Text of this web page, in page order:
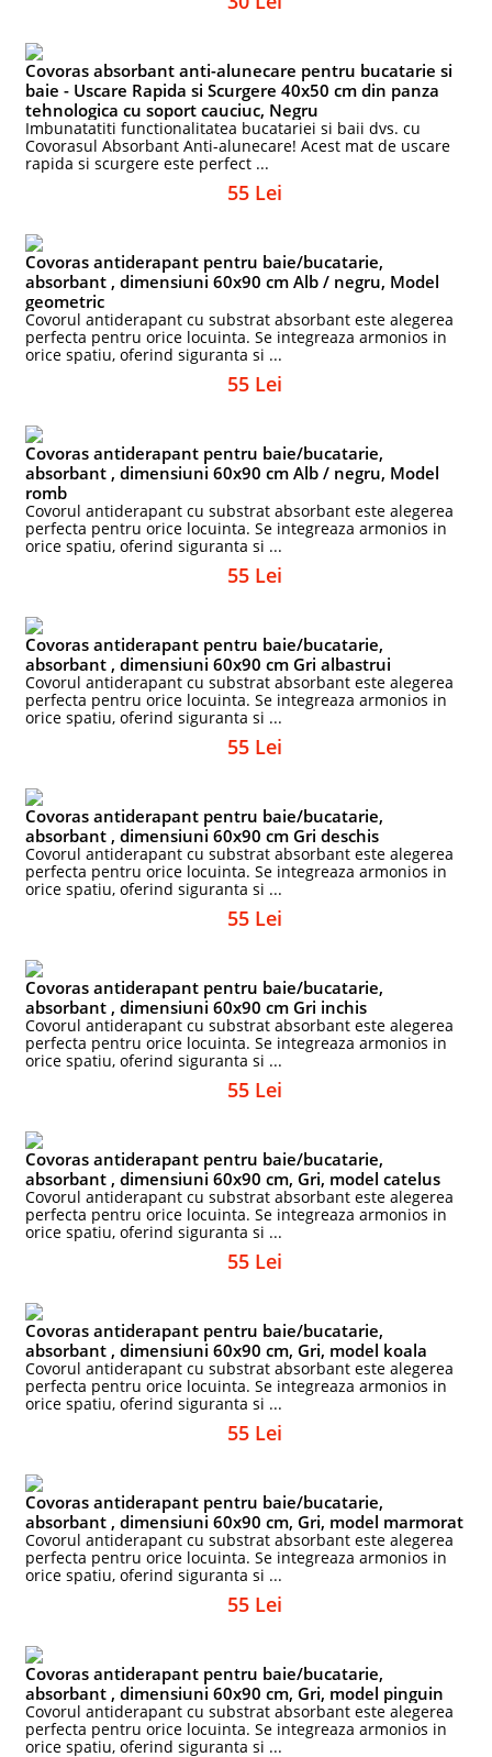
Covoras absorbant anti-alunecare pentru bucatarie si
baie - Uscare Rapida si Scurgere 40x50 cm din panza
tehnologica cu soport cauciuc, Negru
Imbunatatiti functionalitatea bucatariei si baii dvs. cu
Covorasul Absorbant Anti-alunecare! Acest mat de uscare
rapida si scurgere este perfect ...
55 Lei
Covoras antiderapant pentru baie/bucatarie,
absorbant , dimensiuni 60x90 cm Alb / negru, Model
geometric
Covorul antiderapant cu substrat absorbant este alegerea
perfecta pentru orice locuinta. Se integreaza armonios in
orice spatiu, oferind siguranta si ...
55 Lei
Covoras antiderapant pentru baie/bucatarie,
absorbant , dimensiuni 60x90 cm Alb / negru, Model
romb
Covorul antiderapant cu substrat absorbant este alegerea
perfecta pentru orice locuinta. Se integreaza armonios in
orice spatiu, oferind siguranta si ...
55 Lei
Covoras antiderapant pentru baie/bucatarie,
absorbant , dimensiuni 60x90 cm Gri albastrui
Covorul antiderapant cu substrat absorbant este alegerea
perfecta pentru orice locuinta. Se integreaza armonios in
orice spatiu, oferind siguranta si ...
55 Lei
Covoras antiderapant pentru baie/bucatarie,
absorbant , dimensiuni 60x90 cm Gri deschis
Covorul antiderapant cu substrat absorbant este alegerea
perfecta pentru orice locuinta. Se integreaza armonios in
orice spatiu, oferind siguranta si ...
55 Lei
Covoras antiderapant pentru baie/bucatarie,
absorbant , dimensiuni 60x90 cm Gri inchis
Covorul antiderapant cu substrat absorbant este alegerea
perfecta pentru orice locuinta. Se integreaza armonios in
orice spatiu, oferind siguranta si ...
55 Lei
Covoras antiderapant pentru baie/bucatarie,
absorbant , dimensiuni 60x90 cm, Gri, model catelus
Covorul antiderapant cu substrat absorbant este alegerea
perfecta pentru orice locuinta. Se integreaza armonios in
orice spatiu, oferind siguranta si ...
55 Lei
Covoras antiderapant pentru baie/bucatarie,
absorbant , dimensiuni 60x90 cm, Gri, model koala
Covorul antiderapant cu substrat absorbant este alegerea
perfecta pentru orice locuinta. Se integreaza armonios in
orice spatiu, oferind siguranta si ...
55 Lei
Covoras antiderapant pentru baie/bucatarie,
absorbant , dimensiuni 60x90 cm, Gri, model marmorat
Covorul antiderapant cu substrat absorbant este alegerea
perfecta pentru orice locuinta. Se integreaza armonios in
orice spatiu, oferind siguranta si ...
55 Lei
Covoras antiderapant pentru baie/bucatarie,
absorbant , dimensiuni 60x90 cm, Gri, model pinguin
Covorul antiderapant cu substrat absorbant este alegerea
perfecta pentru orice locuinta. Se integreaza armonios in
orice spatiu, oferind siguranta si ...